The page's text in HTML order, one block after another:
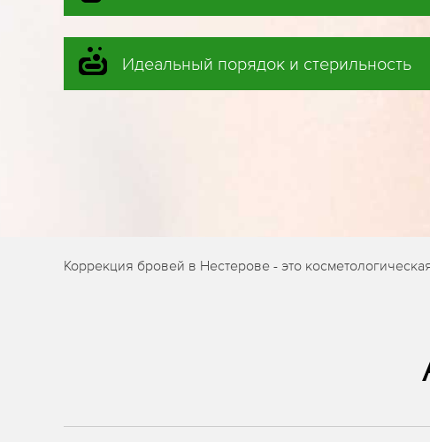
Идеальный порядок и стерильность
Коррекция бровей в Нестерове - это